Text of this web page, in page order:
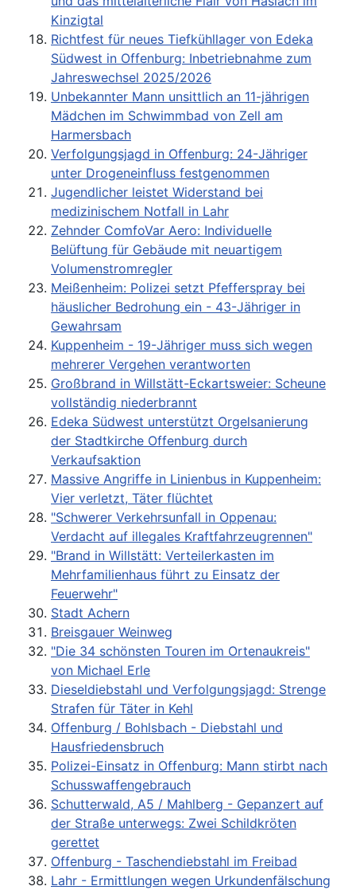
Kinzigtal
Richtfest für neues Tiefkühllager von Edeka
Südwest in Offenburg: Inbetriebnahme zum
Jahreswechsel 2025/2026
Unbekannter Mann unsittlich an 11-jährigen
Mädchen im Schwimmbad von Zell am
Harmersbach
Verfolgungsjagd in Offenburg: 24-Jähriger
unter Drogeneinfluss festgenommen
Jugendlicher leistet Widerstand bei
medizinischem Notfall in Lahr
Zehnder ComfoVar Aero: Individuelle
Belüftung für Gebäude mit neuartigem
Volumenstromregler
Meißenheim: Polizei setzt Pfefferspray bei
häuslicher Bedrohung ein - 43-Jähriger in
Gewahrsam
Kuppenheim - 19-Jähriger muss sich wegen
mehrerer Vergehen verantworten
Großbrand in Willstätt-Eckartsweier: Scheune
vollständig niederbrannt
Edeka Südwest unterstützt Orgelsanierung
der Stadtkirche Offenburg durch
Verkaufsaktion
Massive Angriffe in Linienbus in Kuppenheim:
Vier verletzt, Täter flüchtet
"Schwerer Verkehrsunfall in Oppenau:
Verdacht auf illegales Kraftfahrzeugrennen"
"Brand in Willstätt: Verteilerkasten im
Mehrfamilienhaus führt zu Einsatz der
Feuerwehr"
Stadt Achern
Breisgauer Weinweg
"Die 34 schönsten Touren im Ortenaukreis"
von Michael Erle
Dieseldiebstahl und Verfolgungsjagd: Strenge
Strafen für Täter in Kehl
Offenburg / Bohlsbach - Diebstahl und
Hausfriedensbruch
Polizei-Einsatz in Offenburg: Mann stirbt nach
Schusswaffengebrauch
Schutterwald, A5 / Mahlberg - Gepanzert auf
der Straße unterwegs: Zwei Schildkröten
gerettet
Offenburg - Taschendiebstahl im Freibad
Lahr - Ermittlungen wegen Urkundenfälschung